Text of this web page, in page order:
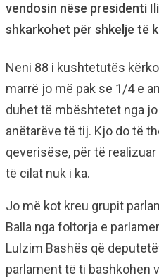
vendosin nëse presidenti
shkarkohet për shkelje të
Neni 88 i kushtetutës
marrë jo më pak se 1/4 e
duhet të mbështetet nga
anëtarëve të tij. Kjo do të
qeverisëse, për të
të cilat nuk i ka.
Jo më kot kreu grupit
Balla nga foltorja e
Lulzim Bashës që
parlament të ti bashkohen